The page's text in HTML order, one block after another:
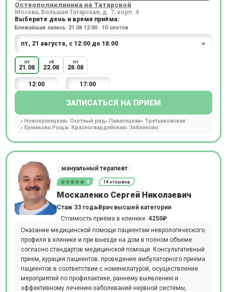
Остеополиклиника на Татарской
Москва, Большая Татарская, д. 7, корп. 4
Выберите день и время приёма:
Ближайшая запись: 21.08 12:00 · 10 слотов
пт
21.08
сб
22.08
пт
28.08
12:00 17:00
ЗАПИСАТЬСЯ НА ПРИЕМ
Новокузнецкая Охотный ряд Павелецкая
Третьяковская
Ермакова Роща
Красногвардейская Зябликово
мануальный терапевт
5 14 отзывов
Москаленко Сергей Николаевич
Стаж 33 года Врач высшей категории
Стоимость приёма в клинике: 4250₽
Оказание медицинской помощи пациентам неврологического
профиля в клинике и при выезде на дом в полном объеме
согласно стандартов медицинской помощи. Консультативный
прием, курация пациентов: проведение амбулаторного приема
пациентов в соответствии с номенклатурой, осуществление
мероприятий по профилактике, раннему выявлению и
эффективному лечению заболеваний нервной системы,